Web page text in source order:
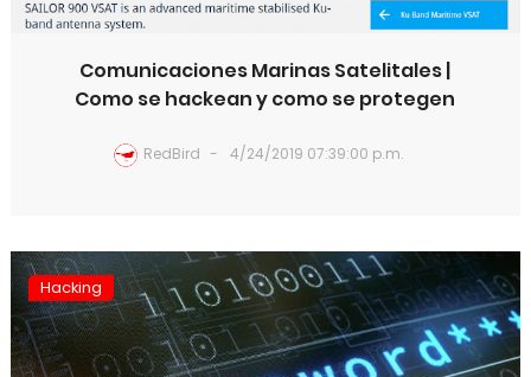
Comunicaciones Marinas Satelitales |
Como se hackean y como se protegen
RedBird 4/24/2019 07:39:00 p.m.
Hacking